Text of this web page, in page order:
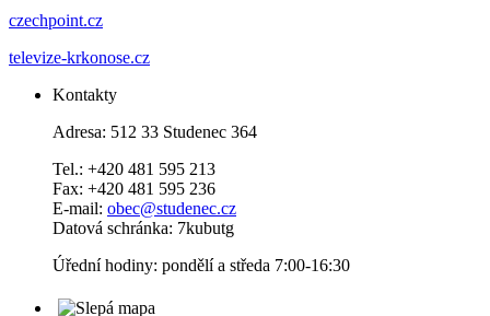
czechpoint.cz
televize-krkonose.cz
Kontakty
Adresa: 512 33 Studenec 364
Tel.: +420 481 595 213
Fax: +420 481 595 236
E-mail: obec@studenec.cz
Datová schránka: 7kubutg
Úřední hodiny: pondělí a středa 7:00-16:30